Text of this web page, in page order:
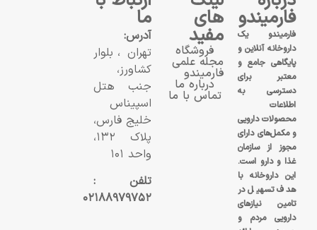
فارمیندو
فارمیندو یک
داروخانه آنلاین و
پایگاهی جامع و
معتبر برای
دسترسی به
اطلاعات
محصولات دارویی
و مکمل‌های دارای
مجوز از سازمان
غذا و دارو است.
این داروخانه با
هدف تسهیل در
تامین نیازهای
دارویی مردم و
های
مفید
فروشگاه
مجله علمی
فارمیندو
درباره ما
تماس با ما
ما
آدرس:
تهران، بلوار
کشاورز،
جنب هتل
اسپیناس
خلیج فارس،
پلاک ۱۳۲،
واحد ۱۰۱
تلفن :
۰۲۱۸۸۹۷۹۷۵۲